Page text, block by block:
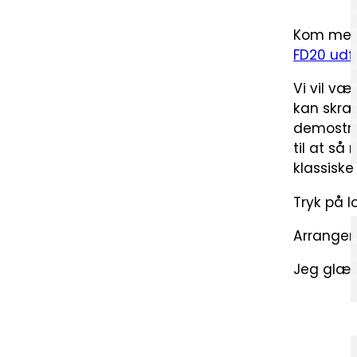
Kom
FD20
Vi vil
kan
til at så
Tryk på
Jeg